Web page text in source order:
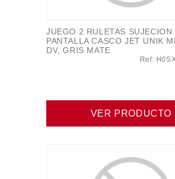
JUEGO 2 RULETAS SUJECION
PANTALLA CASCO JET UNIK
DV, GRIS MATE
Ref:
VER PRODUCTO